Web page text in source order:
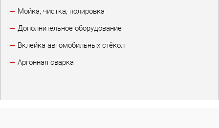
Мойка, чистка, полировка
Дополнительное оборудование
Вклейка автомобильных стёкол
Аргонная сварка